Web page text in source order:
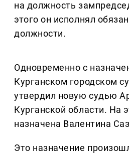
на должность
этого он исполнял
должности.
Одновременно с
Курганском городском
утвердил новую судью
Курганской области. На
назначена Валентина
Это назначение